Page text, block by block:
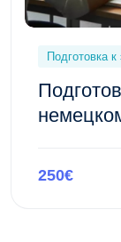
Подготовка
250€